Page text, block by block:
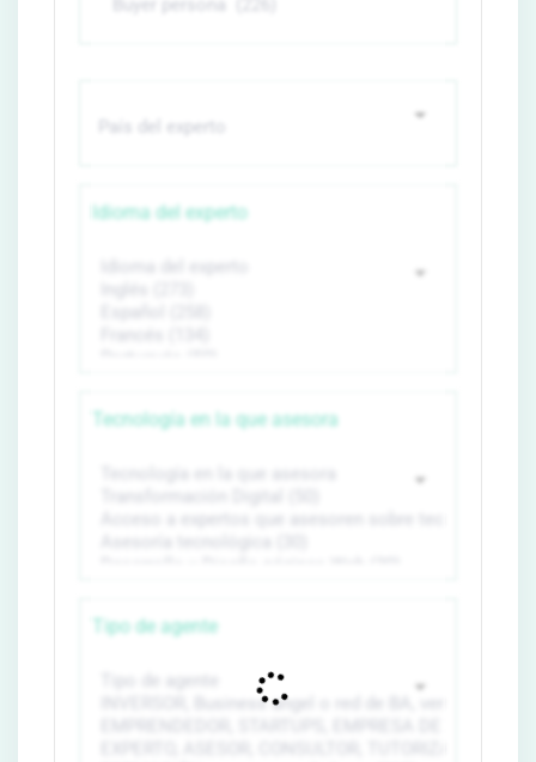
Idioma del experto
Tecnología en la que asesora
Tipo de agente